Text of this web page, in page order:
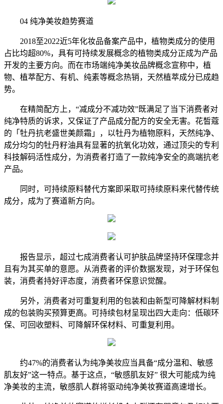
04 纯净美妆趋势赛道
2018至2022近5年化妆品备案产品中，植物类成分的使用
占比均超80%，具有可持续发展概念的植物类成分正成为产品
开发的主要方向。而在市场端纯净美妆品牌概念宣称中，植
物、植萃配方、有机、纯素等概念热销，天然植萃成分已成趋
势。
在精简配方上，“减成分不减功效”既满足了当下消费者对
纯净特质的诉求，又保证了产品成分配方的安全无害。花皙蔻
的「牡丹抗老盛世美颜霜」，以牡丹为植物原料，天然纯净、
成分均匀的牡丹籽油具有显著的抗氧化功效，通过顶尖的专利
科技解码活性成分，为消费者打造了一款纯净安全的高端抗老
产品。
同时，可持续原料替代方案即采取可持续原料来代替传统
成分，成为了赛道新方向。
报告显示，超过七成消费者认可护肤品牌坚持环保理念并
且有为其买单的意愿。从消费者的评价数据发现，对于环保包
装，消费者持好评态度，消费者环保意识觉醒。
另外，消费者对可重复利用的包装和由新型可降解材料制
成的包装购买预算更高。可持续包材呈现出四大走向：低碳环
保、可回收塑料、可降解环保材料、可重复利用。
约47%的消费者认为纯净美妆应当具备“成分温和、敏感
肌友好”这一特点。基于这点，“敏感肌友好” 很大可能成为纯
净美妆的主流，敏感肌人群将驱动纯净美妆赛道高速增长。